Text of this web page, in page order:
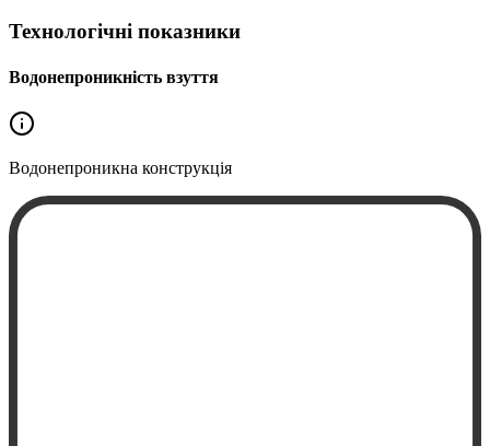
Технологічні показники
Водонепроникність взуття
Водонепроникна конструкція